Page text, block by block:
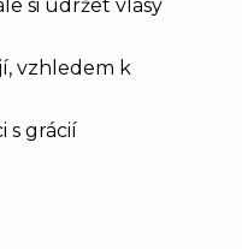
si udržet vlasy
vzhledem k
s grácií